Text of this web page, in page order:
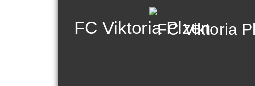
FC Viktoria Plzen